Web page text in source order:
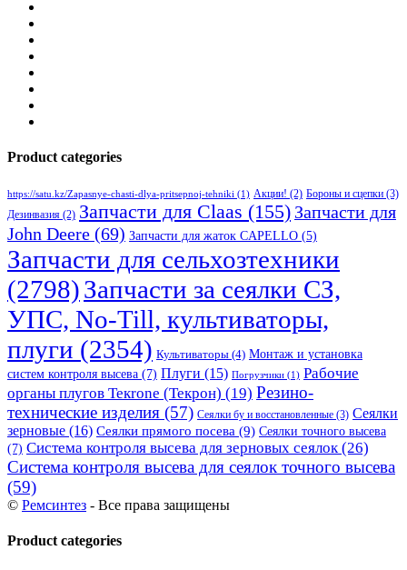
Product categories
https://satu.kz/Zapasnye-chasti-dlya-pritsepnoj-tehniki (1) Акции! (2) Бороны и сцепки (3)
Дезинвазия (2) Запчасти для Claas (155) Запчасти для
John Deere (69) Запчасти для жаток CAPELLO (5)
Запчасти для сельхозтехники
(2798)Запчасти за сеялки СЗ,
УПС, No-Till, культиваторы,
плуги (2354) Культиваторы (4) Монтаж и установка
систем контроля высева (7) Плуги (15) Погрузчики (1) Рабочие
органы плугов Текrоne (Текрон) (19) Резино-
технические изделия (57) Сеялки бу и восстановленные (3) Сеялки
зерновые (16) Сеялки прямого посева (9) Сеялки точного высева
(7) Система контроля высева для зерновых сеялок(26)
Система контроля высева для сеялок точного высева
(59)
© Ремсинтез - Все права защищены
Product categories